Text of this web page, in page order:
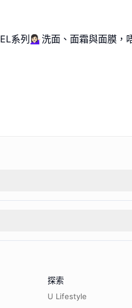
系列💁🏻‍♀️洗面、面霜與面膜，
探索
U Lifestyle